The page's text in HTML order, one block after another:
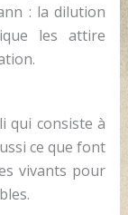
: la dilution
les attire
qui consiste à
ce que font
vivants pour